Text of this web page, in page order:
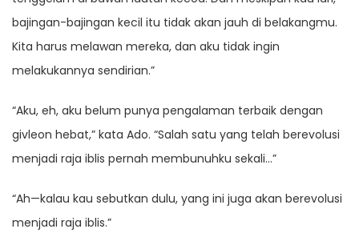
bajingan-bajingan kecil itu tidak akan jauh di belakangmu.
Kita harus melawan mereka, dan aku tidak ingin
melakukannya sendirian.”
“Aku, eh, aku belum punya pengalaman terbaik dengan
givleon hebat,” kata Ado. “Salah satu yang telah berevolusi
menjadi raja iblis pernah membunuhku sekali…”
“Ah—kalau kau sebutkan dulu, yang ini juga akan berevolusi
menjadi raja iblis.”